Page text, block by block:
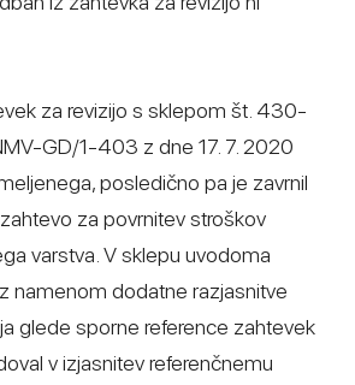
za revizijo s sklepom št. 430-
GD/1-403 z dne 17. 7. 2020
posledično pa je zavrnil
za povrnitev stroškov
varstva. V sklepu uvodoma
namenom dodatne razjasnitve
glede sporne reference zahtevek
v izjasnitev referenčnemu